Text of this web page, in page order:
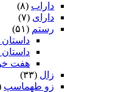
داراب (۸)
دارای (۷)
رستم (۵۱)
هفت
زال (۳۳)
زو طهماسپ‏